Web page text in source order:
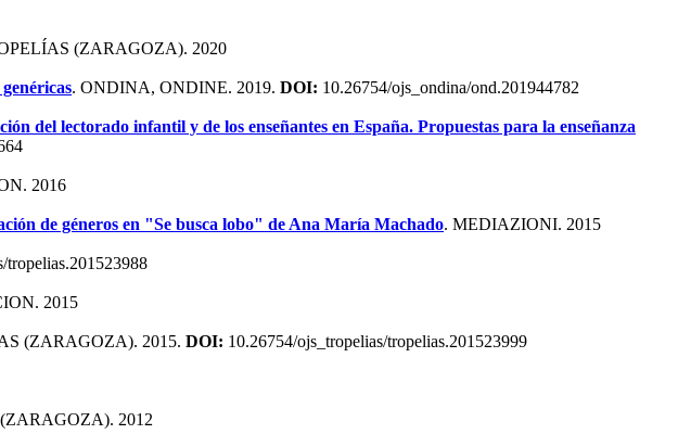
(ZARAGOZA). 2020
. ONDINA, ONDINE. 2019. DOI: 10.26754/ojs_ondina/ond.201944782
del lectorado infantil y de los enseñantes en España. Propuestas para la enseñanza
2016
de géneros en "Se busca lobo" de Ana María Machado. MEDIAZIONI. 2015
tropelias.201523988
2015
(ZARAGOZA). 2015. DOI: 10.26754/ojs_tropelias/tropelias.201523999
2012